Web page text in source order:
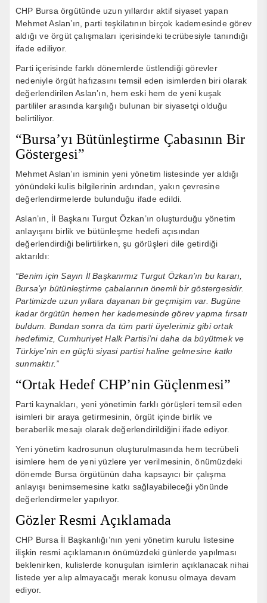
CHP Bursa örgütünde uzun yıllardır aktif siyaset yapan
Mehmet Aslan’ın, parti teşkilatının birçok kademesinde görev
aldığı ve örgüt çalışmaları içerisindeki tecrübesiyle tanındığı
ifade ediliyor.
Parti içerisinde farklı dönemlerde üstlendiği görevler
nedeniyle örgüt hafızasını temsil eden isimlerden biri olarak
değerlendirilen Aslan’ın, hem eski hem de yeni kuşak
partililer arasında karşılığı bulunan bir siyasetçi olduğu
belirtiliyor.
“Bursa’yı Bütünleştirme Çabasının Bir
Göstergesi”
Mehmet Aslan’ın isminin yeni yönetim listesinde yer aldığı
yönündeki kulis bilgilerinin ardından, yakın çevresine
değerlendirmelerde bulunduğu ifade edildi.
Aslan’ın, İl Başkanı Turgut Özkan’ın oluşturduğu yönetim
anlayışını birlik ve bütünleşme hedefi açısından
değerlendirdiği belirtilirken, şu görüşleri dile getirdiği
aktarıldı:
“Benim için Sayın İl Başkanımız Turgut Özkan’ın bu kararı,
Bursa’yı bütünleştirme çabalarının önemli bir göstergesidir.
Partimizde uzun yıllara dayanan bir geçmişim var. Bugüne
kadar örgütün hemen her kademesinde görev yapma fırsatı
buldum. Bundan sonra da tüm parti üyelerimiz gibi ortak
hedefimiz, Cumhuriyet Halk Partisi’ni daha da büyütmek ve
Türkiye’nin en güçlü siyasi partisi haline gelmesine katkı
sunmaktır.”
“Ortak Hedef CHP’nin Güçlenmesi”
Parti kaynakları, yeni yönetimin farklı görüşleri temsil eden
isimleri bir araya getirmesinin, örgüt içinde birlik ve
beraberlik mesajı olarak değerlendirildiğini ifade ediyor.
Yeni yönetim kadrosunun oluşturulmasında hem tecrübeli
isimlere hem de yeni yüzlere yer verilmesinin, önümüzdeki
dönemde Bursa örgütünün daha kapsayıcı bir çalışma
anlayışı benimsemesine katkı sağlayabileceği yönünde
değerlendirmeler yapılıyor.
Gözler Resmi Açıklamada
CHP Bursa İl Başkanlığı’nın yeni yönetim kurulu listesine
ilişkin resmi açıklamanın önümüzdeki günlerde yapılması
beklenirken, kulislerde konuşulan isimlerin açıklanacak nihai
listede yer alıp almayacağı merak konusu olmaya devam
ediyor.